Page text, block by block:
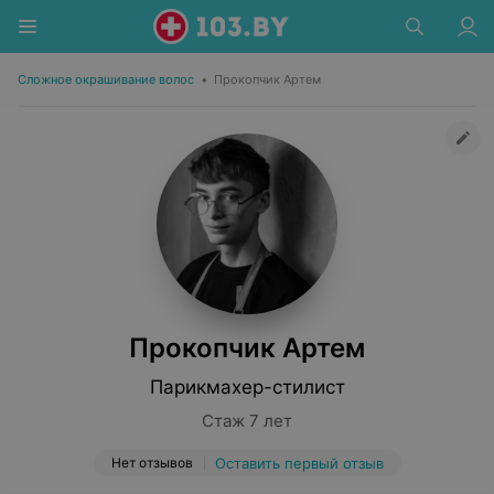
Сложное окрашивание волос • Прокопчик Артем
Прокопчик Артем
Парикмахер-стилист
Стаж 7 лет
Нет отзывов Оставить первый отзыв